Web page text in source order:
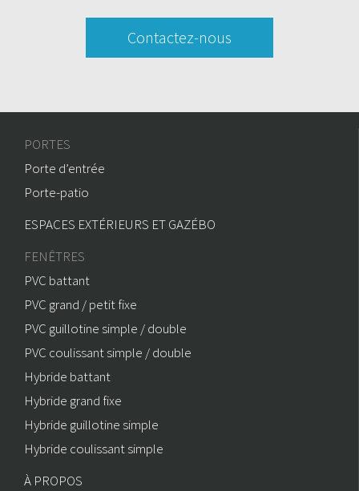
Contactez-nous
PORTES
Porte d’entrée
Porte-patio
ESPACES EXTÉRIEURS ET GAZÉBO
FENÊTRES
PVC battant
PVC grand / petit fixe
PVC guillotine simple / double
PVC coulissant simple / double
Hybride battant
Hybride grand fixe
Hybride guillotine simple
Hybride coulissant simple
À PROPOS